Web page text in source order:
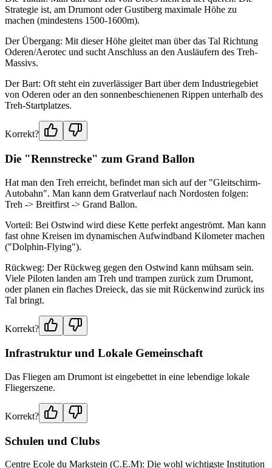
Strategie ist, am Drumont oder Gustiberg maximale Höhe zu
machen (mindestens 1500-1600m).
Der Übergang: Mit dieser Höhe gleitet man über das Tal Richtung
Oderen/Aerotec und sucht Anschluss an den Ausläufern des Treh-
Massivs.
Der Bart: Oft steht ein zuverlässiger Bart über dem Industriegebiet
von Oderen oder an den sonnenbeschienenen Rippen unterhalb des
Treh-Startplatzes.
Korrekt?
Die "Rennstrecke" zum Grand Ballon
Hat man den Treh erreicht, befindet man sich auf der "Gleitschirm-
Autobahn". Man kann dem Gratverlauf nach Nordosten folgen:
Treh -> Breitfirst -> Grand Ballon.
Vorteil: Bei Ostwind wird diese Kette perfekt angeströmt. Man kann
fast ohne Kreisen im dynamischen Aufwindband Kilometer machen
("Dolphin-Flying").
Rückweg: Der Rückweg gegen den Ostwind kann mühsam sein.
Viele Piloten landen am Treh und trampen zurück zum Drumont,
oder planen ein flaches Dreieck, das sie mit Rückenwind zurück ins
Tal bringt.
Korrekt?
Infrastruktur und Lokale Gemeinschaft
Das Fliegen am Drumont ist eingebettet in eine lebendige lokale
Fliegerszene.
Korrekt?
Schulen und Clubs
Centre Ecole du Markstein (C.E.M): Die wohl wichtigste Institution